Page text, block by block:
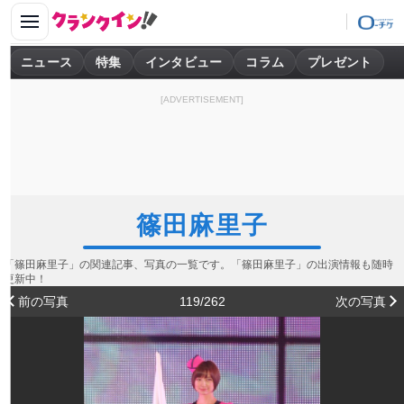
ニュース 特集 インタビュー コラム プレゼント
[ADVERTISEMENT]
篠田麻里子
「篠田麻里子」の関連記事、写真の一覧です。「篠田麻里子」の出演情報も随時
更新中！
前の写真 119/262 次の写真